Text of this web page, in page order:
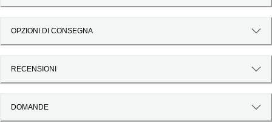
OPZIONI DI CONSEGNA
RECENSIONI
DOMANDE